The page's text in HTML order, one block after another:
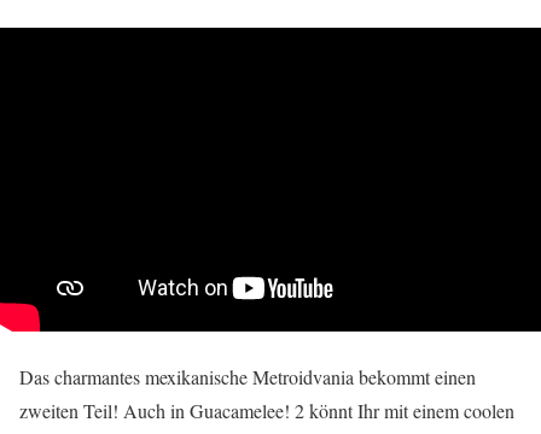
Das charmantes mexikanische Metroidvania bekommt einen
zweiten Teil! Auch in Guacamelee! 2 könnt Ihr mit einem coolen